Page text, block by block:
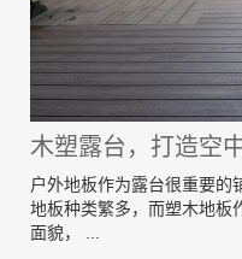
木塑露台，打造空
户外地板作为露台很重要的
地板种类繁多，而塑木地板
面貌， ...